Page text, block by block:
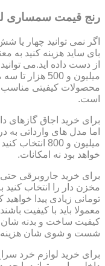
رنج قیمت سمساری
اگر نمی توانید چهار یا
بای ساید هزینه کنید به
از دست داده اید.می
میلیون و 500
محصولات کیفیتی مناسب
است.
میلیون و 800
خواهد بود نه امکانات.
برای خرید جاروبرقی حتی
تومانی زیادی پیدا
معمولا باید با کیفیت
کیفیت ساخت و بدنه شان
شست و شوی شان هزینه
برای خرید لوازم خرد